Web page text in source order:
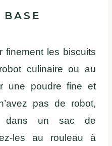
finement les biscuits
culinaire ou au
une poudre fine et
pas de robot,
dans un sac de
les au rouleau à